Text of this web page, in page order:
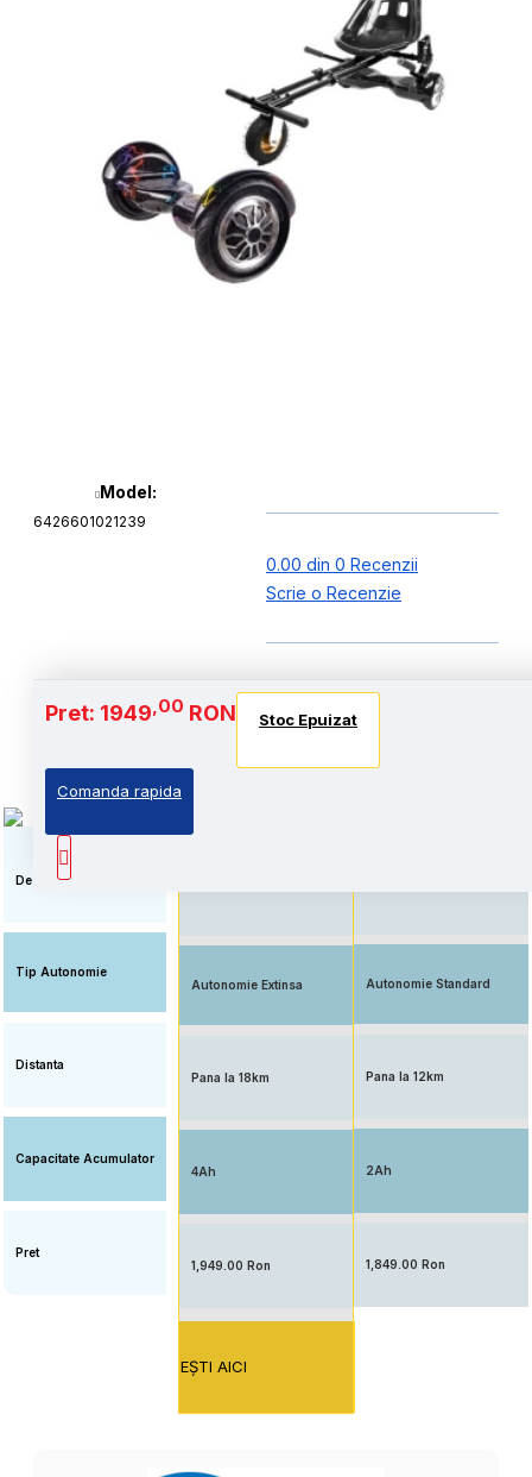
Model:
6426601021239
0.00 din 0 Recenzii
Scrie o Recenzie
Pret: 1949,00 RON Stoc Epuizat
Comanda rapida
Baterie si Autonomie
Descriere
Tip Autonomie
Distanta
Capacitate Acumulator
Pret
Stoc Epuizat
Autonomie extinsa, prin
Autonomie Extinsa
Pana la 18km
4Ah
1,949.00 Ron
EŞTI AICI
Stoc Epuizat
Autonomie Standard
Pana la 12km
2Ah
1,849.00 Ron